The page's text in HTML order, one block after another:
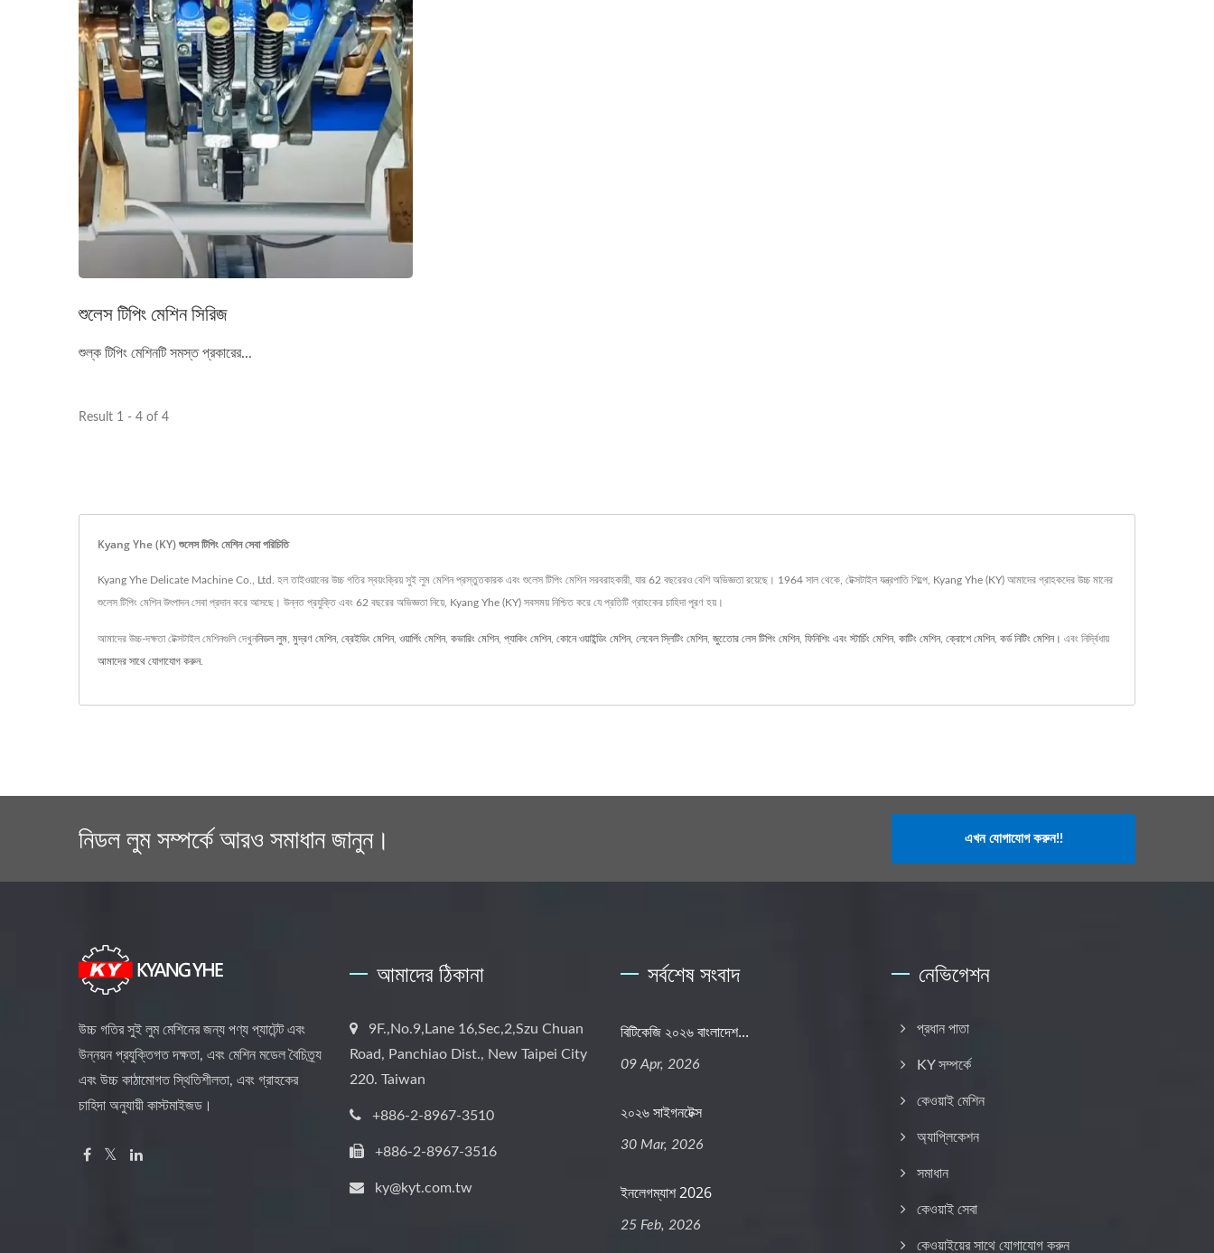
শুলেস টিপিং মেশিন সিরিজ
শুল্ক টিপিং মেশিনটি সমস্ত প্রকারের...
Result 1 - 4 of 4
Kyang Yhe (KY) শুলেস টিপিং মেশিন সেবা পরিচিতি
Kyang Yhe Delicate Machine Co., Ltd. হল তাইওয়ানের উচ্চ গতির স্বয়ংক্রিয় সুই লুম মেশিন প্রস্তুতকারক এবং শুলেস টিপিং মেশিন সরবরাহকারী, যার 62 বছরেরও বেশি অভিজ্ঞতা রয়েছে। 1964 সাল থেকে, টেক্সটাইল যন্ত্রপাতি শিল্পে, Kyang Yhe (KY) আমাদের গ্রাহকদের উচ্চ মানের
শুলেস টিপিং মেশিন উৎপাদন সেবা প্রদান করে আসছে। উন্নত প্রযুক্তি এবং 62 বছরের অভিজ্ঞতা নিয়ে, Kyang Yhe (KY) সবসময় নিশ্চিত করে যে প্রতিটি গ্রাহকের চাহিদা পূরণ হয়।
আমাদের উচ্চ-দক্ষতা টেক্সটাইল মেশিনগুলি দেখুননিডল লুম মুদ্রণ মেশিন, ব্রেইডিং মেশিন, ওয়ার্পিং মেশিন, কভারিং মেশিন, প্যাকিং মেশিন, কোনে ওয়াইন্ডিং মেশিন, লেবেল স্লিটিং মেশিন, জুতোের লেস টিপিং মেশিন, ফিনিশিং এবং স্টার্চিং মেশিন, কাটিং মেশিন, ক্রোশে মেশিন, কর্ড নিটিং মেশিন। এবং নির্দ্বিধায়
আমাদের সাথে যোগাযোগ করুন.
নিডল লুম সম্পর্কে আরও সমাধান জানুন। এখন যোগাযোগ করুন!!
উচ্চ গতির সুই লুম মেশিনের জন্য পণ্য প্যাটেন্ট এবং
উন্নয়ন প্রযুক্তিগত দক্ষতা, এবং মেশিন মডেল বৈচিত্র্য
এবং উচ্চ কাঠামোগত স্থিতিশীলতা, এবং গ্রাহকের
চাহিদা অনুযায়ী কাস্টমাইজড।
আমাদের ঠিকানা
9F.,No.9,Lane 16,Sec,2,Szu Chuan
Road, Panchiao Dist., New Taipei City
220. Taiwan
+886-2-8967-3510
+886-2-8967-3516
ky@kyt.com.tw
সর্বশেষ সংবাদ
বিটিকেজি ২০২৬ বাংলাদেশ...
09 Apr, 2026
২০২৬ সাইগনটেক্স
30 Mar, 2026
ইনলেগম্যাশ 2026
25 Feb, 2026
নেভিগেশন
প্রধান পাতা
KY সম্পর্কে
কেওয়াই মেশিন
অ্যাপ্লিকেশন
সমাধান
কেওয়াই সেবা
কেওয়াইয়ের সাথে যোগাযোগ করুন